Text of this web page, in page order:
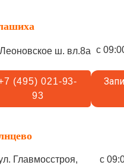
Леоновское ш. вл.8а с
(495) 021-93-
93
Главмосстроя,
с